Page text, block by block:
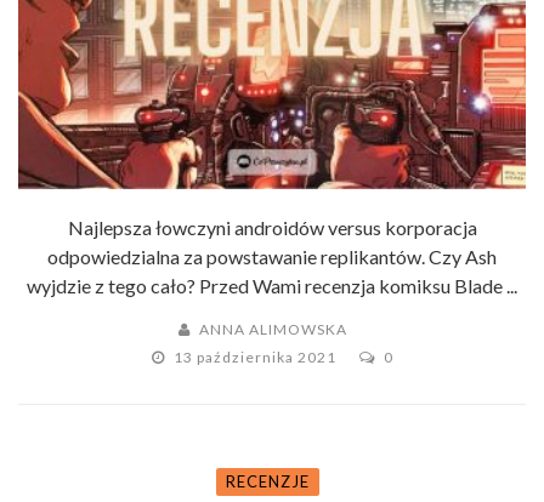
Najlepsza łowczyni androidów versus korporacja
odpowiedzialna za powstawanie replikantów. Czy Ash
wyjdzie z tego cało? Przed Wami recenzja komiksu Blade ...
ANNA ALIMOWSKA
13 października 2021
0
RECENZJE